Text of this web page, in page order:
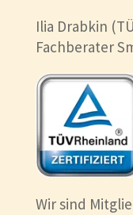
Ilia Drabkin
Fachberater
Wir sind